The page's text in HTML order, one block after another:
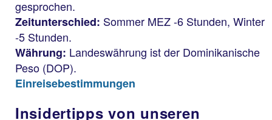
gesprochen.
Zeitunterschied: Sommer MEZ -6 Stunden, Winter
-5 Stunden.
Währung: Landeswährung ist der Dominikanische
Peso (DOP).
Einreisebestimmungen
Insidertipps von unseren